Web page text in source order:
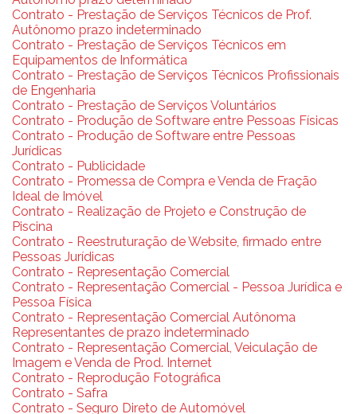
Contrato - Prestação de Serviços Técnicos de Prof.
Autônomo prazo indeterminado
Contrato - Prestação de Serviços Técnicos em
Equipamentos de Informática
Contrato - Prestação de Serviços Técnicos Profissionais
de Engenharia
Contrato - Prestação de Serviços Voluntários
Contrato - Produção de Software entre Pessoas Físicas
Contrato - Produção de Software entre Pessoas
Jurídicas
Contrato - Publicidade
Contrato - Promessa de Compra e Venda de Fração
Ideal de Imóvel
Contrato - Realização de Projeto e Construção de
Piscina
Contrato - Reestruturação de Website, firmado entre
Pessoas Jurídicas
Contrato - Representação Comercial
Contrato - Representação Comercial - Pessoa Jurídica e
Pessoa Física
Contrato - Representação Comercial Autônoma
Representantes de prazo indeterminado
Contrato - Representação Comercial, Veiculação de
Imagem e Venda de Prod. Internet
Contrato - Reprodução Fotográfica
Contrato - Safra
Contrato - Seguro Direto de Automóvel